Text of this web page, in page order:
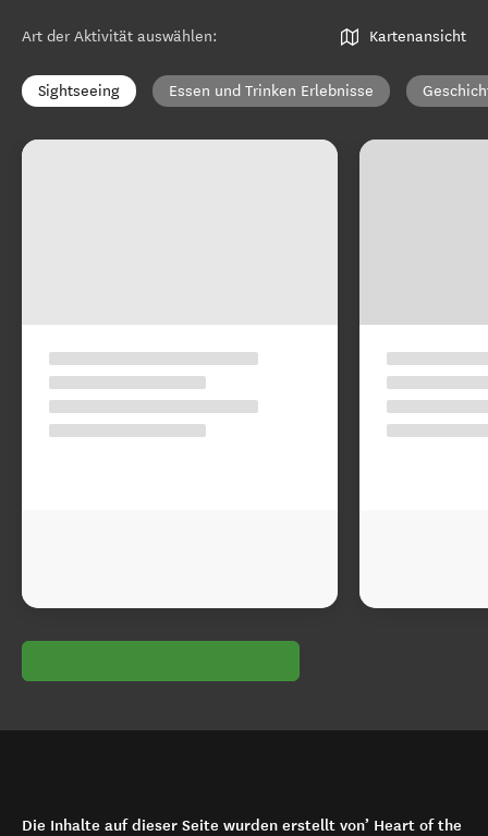
Art der Aktivität auswählen: Kartenansicht
Sightseeing Essen und Trinken Erlebnisse
Die Inhalte auf dieser Seite wurden erstellt von’ Heart of the